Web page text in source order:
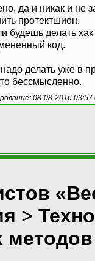
да и никак и не
протектшион.
будешь делать
код.
делать уже в
бессмысленно.
08-08-2016
> Техно